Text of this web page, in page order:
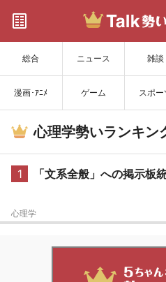
総合 ニュース 雑談
漫画･ｱﾆﾒ ゲーム スポー
サイト
心理学勢いランキン
1 「文系全般」への掲示板
心理学